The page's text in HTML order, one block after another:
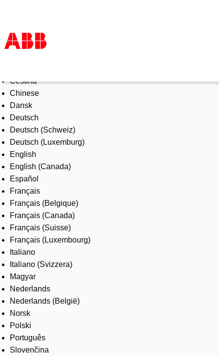
Products & Solutions
Industries
Services
About us
Where to buy
Contact us
Careers
Čeština
Chinese
Dansk
Deutsch
Deutsch (Schweiz)
Deutsch (Luxemburg)
English
English (Canada)
Español
Français
Français (Belgique)
Français (Canada)
Français (Suisse)
Français (Luxembourg)
Italiano
Italiano (Svizzera)
Magyar
Nederlands
Nederlands (België)
Norsk
Polski
Português
Slovenčina